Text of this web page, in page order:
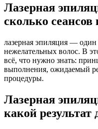
Лазерная
сколько сеансов
лазерная эпиляция —
нежелательных волос. В
всё, что нужно знать:
выполнения, ожидаемый
процедуры.
Лазерная
какой результат